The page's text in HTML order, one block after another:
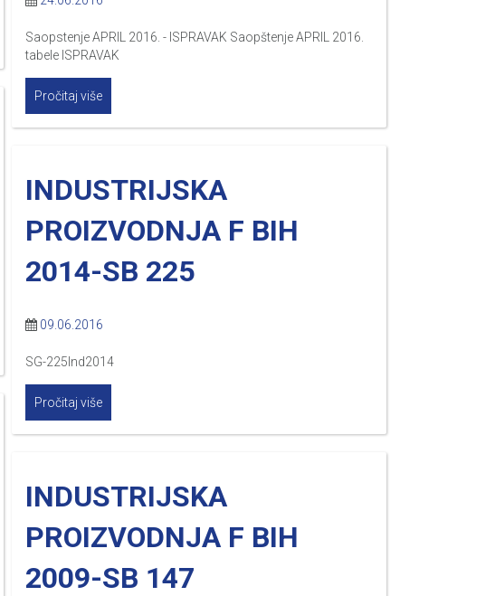
Saopstenje APRIL 2016. - ISPRAVAK Saopštenje APRIL 2016.
tabele ISPRAVAK
Pročitaj više
INDUSTRIJSKA
PROIZVODNJA F BIH
2014-SB 225
09.06.2016
SG-225Ind2014
Pročitaj više
INDUSTRIJSKA
PROIZVODNJA F BIH
2009-SB 147